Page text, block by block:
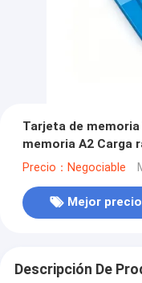
Tarjeta de
memoria A2 Carga
clara
Precio：Negociable
Mejor precio
Descripción De